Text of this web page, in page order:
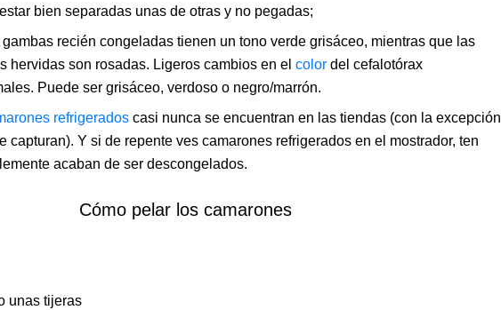
bien separadas unas de otras y no pegadas;
recién congeladas tienen un tono verde grisáceo, mientras que las
hervidas son rosadas. Ligeros cambios en el color del cefalotórax
Puede ser grisáceo, verdoso o negro/marrón.
refrigerados casi nunca se encuentran en las tiendas (con la excepción
capturan). Y si de repente ves camarones refrigerados en el mostrador, ten
acaban de ser descongelados.
Cómo pelar los camarones
unas tijeras